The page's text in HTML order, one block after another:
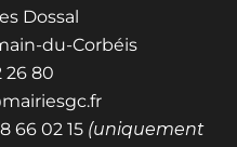
Dossal
du-Corbéis
26 80
66 02 15 (uniquement